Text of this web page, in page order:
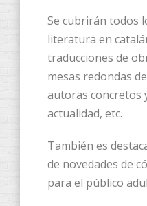
Se cubrirán todos
literatura en
traducciones de
mesas redondas
autoras concretos
actualidad, etc.
También es
de novedades de
para el público